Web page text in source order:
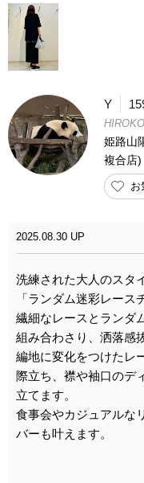
Y
姫路山
複合店)
お
2025.08.30 UP
洗練された大人のスタ
「ランダム迷彩レース
繊細なレースとランダ
組み合わさり、洒落感
編地に変化をつけたレ
際立ち、襟や袖口のデ
立てます。
食事会やカジュアルな
バーも叶えます。